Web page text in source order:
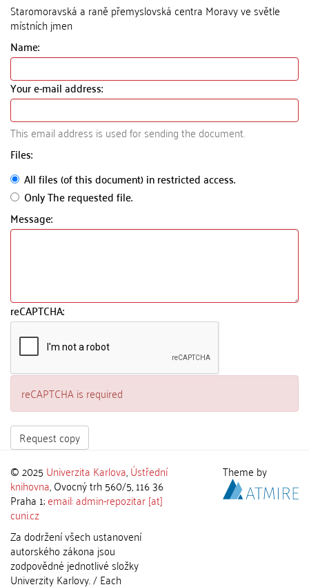
Staromoravská a raně přemyslovská centra Moravy ve světle
místních jmen
Name:
Your e-mail address:
This email address is used for sending the document.
Files:
All files (of this document) in restricted access.
Only The requested file.
Message:
reCAPTCHA:
reCAPTCHA is required
Request copy
© 2025 Univerzita Karlova,Ústřední
knihovna, Ovocný trh 560/5, 116 36
Praha 1;email: admin-repozitar [at]
cuni.cz
Za dodržení všech ustanovení
autorského zákona jsou
zodpovědné jednotlivé složky
Univerzity Karlovy. / Each
Theme by